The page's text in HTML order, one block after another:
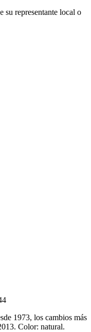
su representante local o
1973, los cambios más
Color: natural.